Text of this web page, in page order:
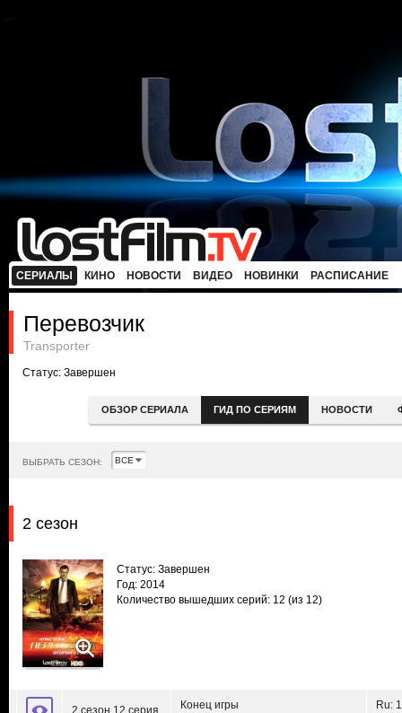
СЕРИАЛЫ КИНО НОВОСТИ ВИДЕО НОВИНКИ РАСПИСАНИЕ
Перевозчик
Transporter
Статус: Завершен
ОБЗОР СЕРИАЛА ГИД ПО СЕРИЯМ НОВОСТИ
ВЫБРАТЬ СЕЗОН:
2 сезон
Статус: Завершен
Год: 2014
Количество вышедших серий: 12 (из 12)
Конец игры Ru: